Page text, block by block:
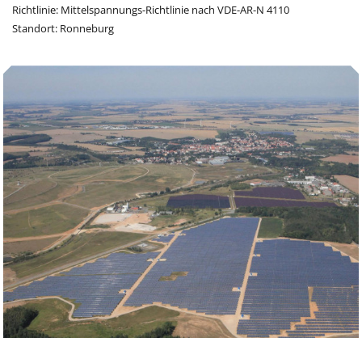
Richtlinie: Mittelspannungs-Richtlinie nach VDE-AR-N 4110
Standort: Ronneburg